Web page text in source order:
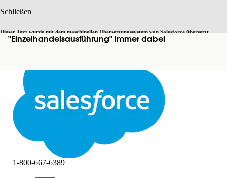
Schließen
Dieser Text wurde mit dem maschinellen Übersetzungssystem von Salesforce übersetzt.
Weitere Details finden Siehier. Zu Englisch wechseln Nicht jetzt
Schließen
"Einzelhandelsausführung" immer dabei
1-800-667-6389